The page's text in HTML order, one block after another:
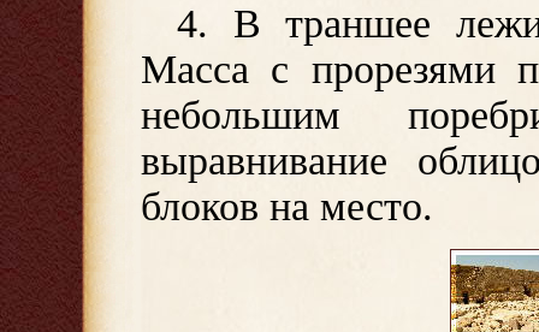
4. В траншее
Масса с прорезями
небольшим
выравнивание
блоков на место.